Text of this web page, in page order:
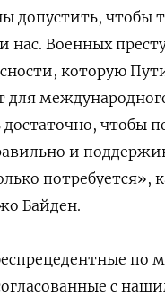
допустить, чтобы
нас. Военных
которую
для
чтобы
и
потребуется»,
Байден.
по
с